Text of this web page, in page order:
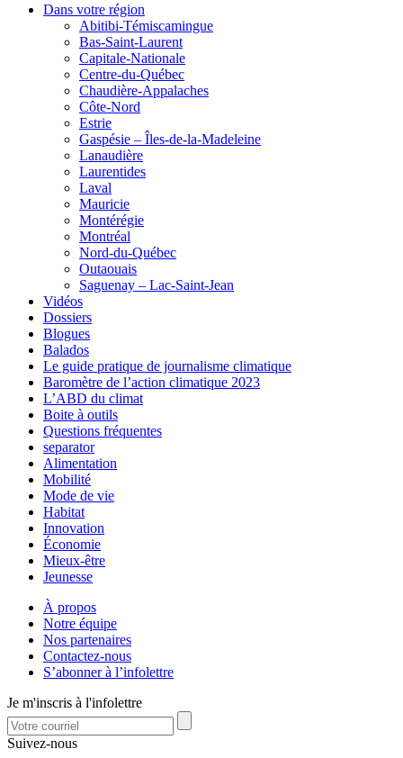
Dans votre région
Abitibi-Témiscamingue
Bas-Saint-Laurent
Capitale-Nationale
Centre-du-Québec
Chaudière-Appalaches
Côte-Nord
Estrie
Gaspésie – Îles-de-la-Madeleine
Lanaudière
Laurentides
Laval
Mauricie
Montérégie
Montréal
Nord-du-Québec
Outaouais
Saguenay – Lac-Saint-Jean
Vidéos
Dossiers
Blogues
Balados
Le guide pratique de journalisme climatique
Baromètre de l’action climatique 2023
L’ABD du climat
Boite à outils
Questions fréquentes
separator
Alimentation
Mobilité
Mode de vie
Habitat
Innovation
Économie
Mieux-être
Jeunesse
À propos
Notre équipe
Nos partenaires
Contactez-nous
S’abonner à l’infolettre
Je m'inscris à l'infolettre
Suivez-nous